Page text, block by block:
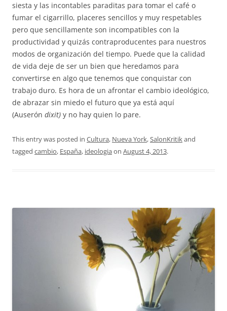
siesta y las incontables paraditas para tomar el café o
fumar el cigarrillo, placeres sencillos y muy respetables
pero que sencillamente son incompatibles con la
productividad y quizás contraproducentes para nuestros
modos de organización del tiempo. Puede que la calidad
de vida deje de ser un bien que heredamos para
convertirse en algo que tenemos que conquistar con
trabajo duro. Es hora de un afrontar el cambio ideológico,
de abrazar sin miedo el futuro que ya está aquí
(Auserón dixit) y no hay quien lo pare.
This entry was posted in Cultura, Nueva York,SalonKritikand
tagged cambio, España, ideologiaon August 4, 2013.